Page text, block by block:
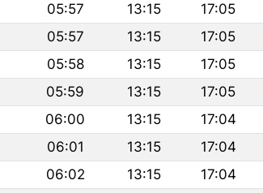
05:57 13:15 17:05
05:57 13:15 17:05
05:58 13:15 17:05
05:59 13:15 17:05
06:00 13:15 17:04
06:01 13:15 17:04
06:02 13:15 17:04